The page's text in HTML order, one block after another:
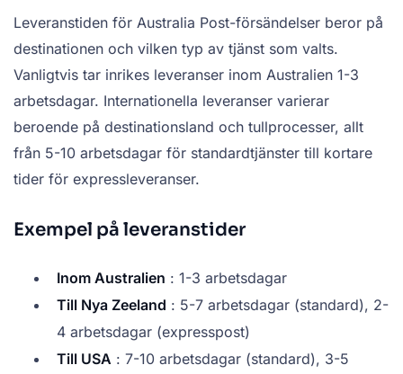
Leveranstiden för Australia Post-försändelser beror på
destinationen och vilken typ av tjänst som valts.
Vanligtvis tar inrikes leveranser inom Australien 1-3
arbetsdagar. Internationella leveranser varierar
beroende på destinationsland och tullprocesser, allt
från 5-10 arbetsdagar för standardtjänster till kortare
tider för expressleveranser.
Exempel på leveranstider
Inom Australien : 1-3 arbetsdagar
Till Nya Zeeland : 5-7 arbetsdagar (standard), 2-
4 arbetsdagar (expresspost)
Till USA : 7-10 arbetsdagar (standard), 3-5